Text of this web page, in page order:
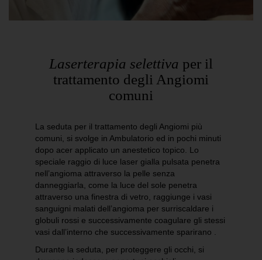
Laserterapia selettiva per il
trattamento degli Angiomi
comuni
La seduta per il trattamento degli Angiomi più
comuni, si svolge in Ambulatorio ed in pochi minuti
dopo acer applicato un anestetico topico. Lo
speciale raggio di luce laser gialla pulsata penetra
nell’angioma attraverso la pelle senza
danneggiarla, come la luce del sole penetra
attraverso una finestra di vetro, raggiunge i vasi
sanguigni malati dell’angioma per surriscaldare i
globuli rossi e successivamente coagulare gli stessi
vasi dall’interno che successivamente sparirano .
Durante la seduta, per proteggere gli occhi, si